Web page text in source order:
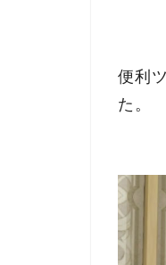
便利
た。